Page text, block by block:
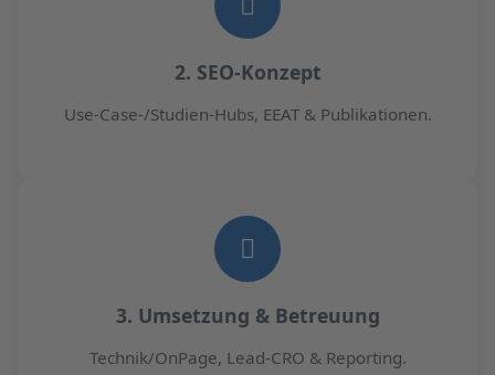
2. SEO-Konzept
Use-Case-/Studien-Hubs, EEAT & Publikationen.
3. Umsetzung & Betreuung
Technik/OnPage, Lead-CRO & Reporting.